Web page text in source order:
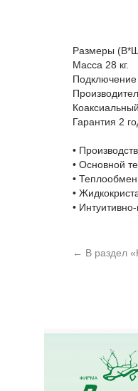
Размеры
Масса 28 кг.
Подключение
Гарантия 2
•
• Основной
•
•
•
← В раздел